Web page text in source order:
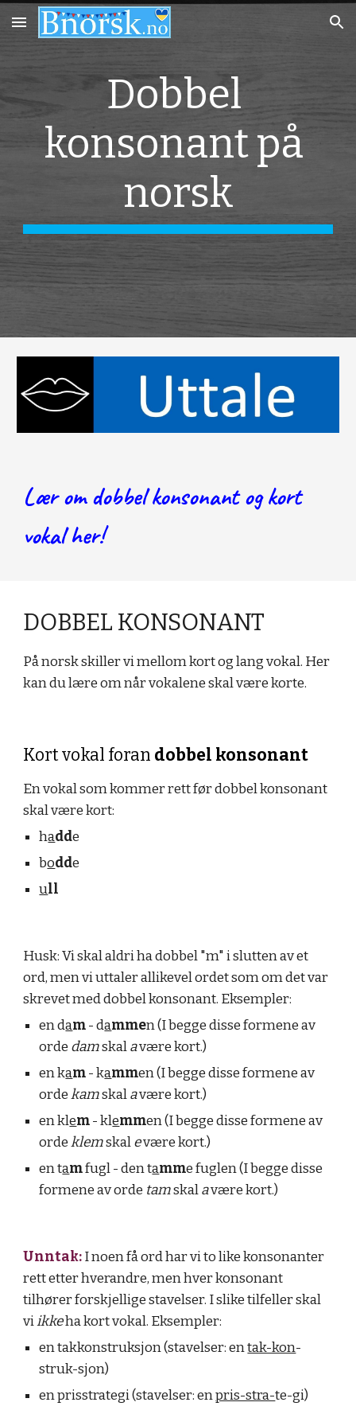
Skip to main content Skip to navigation
Dobbel
konsonant på
norsk
Lær om dobbel konsonant og kort
vokal her!
DOBBEL KONSONANT
På norsk skiller vi mellom kort og lang vokal. Her
kan du lære om når vokalene skal være korte.
Kort vokal foran dobbel konsonant
En vokal som kommer rett før dobbel konsonant
skal være kort:
hadde
bodde
ull
Husk: Vi skal aldri ha dobbel "m" i slutten av et
ord, men vi uttaler allikevel ordet som om det var
skrevet med dobbel konsonant. Eksempler:
en dam - dammen (I begge disse formene av
orde dam skal a være kort.)
en kam - kammen (I begge disse formene av
orde kam skal a være kort.)
en klem - klemmen (I begge disse formene av
orde klem skal e være kort.)
en tam fugl - den tamme fuglen (I begge disse
formene av orde tam skal a være kort.)
Unntak: I noen få ord har vi to like konsonanter
rett etter hverandre, men hver konsonant
tilhører forskjellige stavelser. I slike tilfeller skal
vi ikke ha kort vokal. Eksempler:
en takkonstruksjon (stavelser: en tak-kon-
struk-sjon)
en prisstrategi (stavelser: en pris-stra-te-gi)